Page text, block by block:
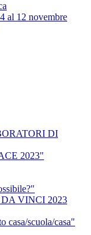
al 12 novembre
DI
2023"
VINCI 2023
casa/scuola/casa"